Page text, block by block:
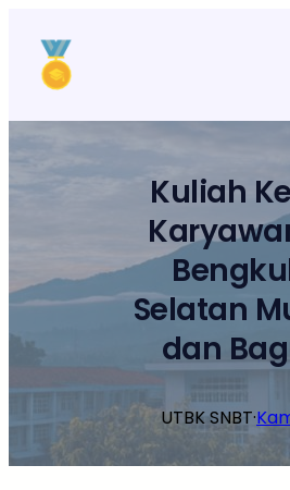
konten
Kuliah
Selatan
dan
UTBK SNBT·